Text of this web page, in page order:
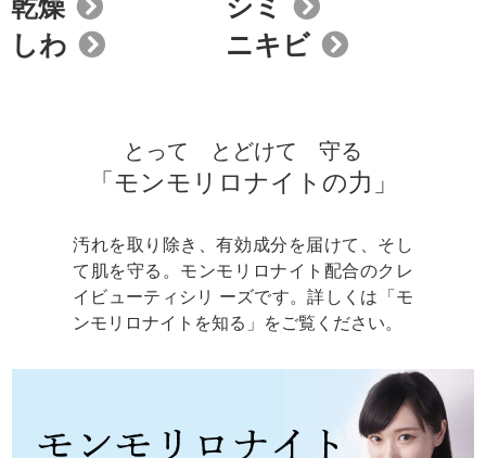
乾燥
シミ
しわ
ニキビ
とって とどけて 守る
「モンモリロナイトの力」
汚れを取り除き、有効成分を届けて、そし
て肌を守る。モンモリロナイト配合のクレ
イビューティシリ ーズです。詳しくは「モ
ンモリロナイトを知る」をご覧ください。